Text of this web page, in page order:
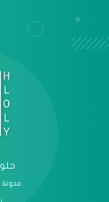
مدونة